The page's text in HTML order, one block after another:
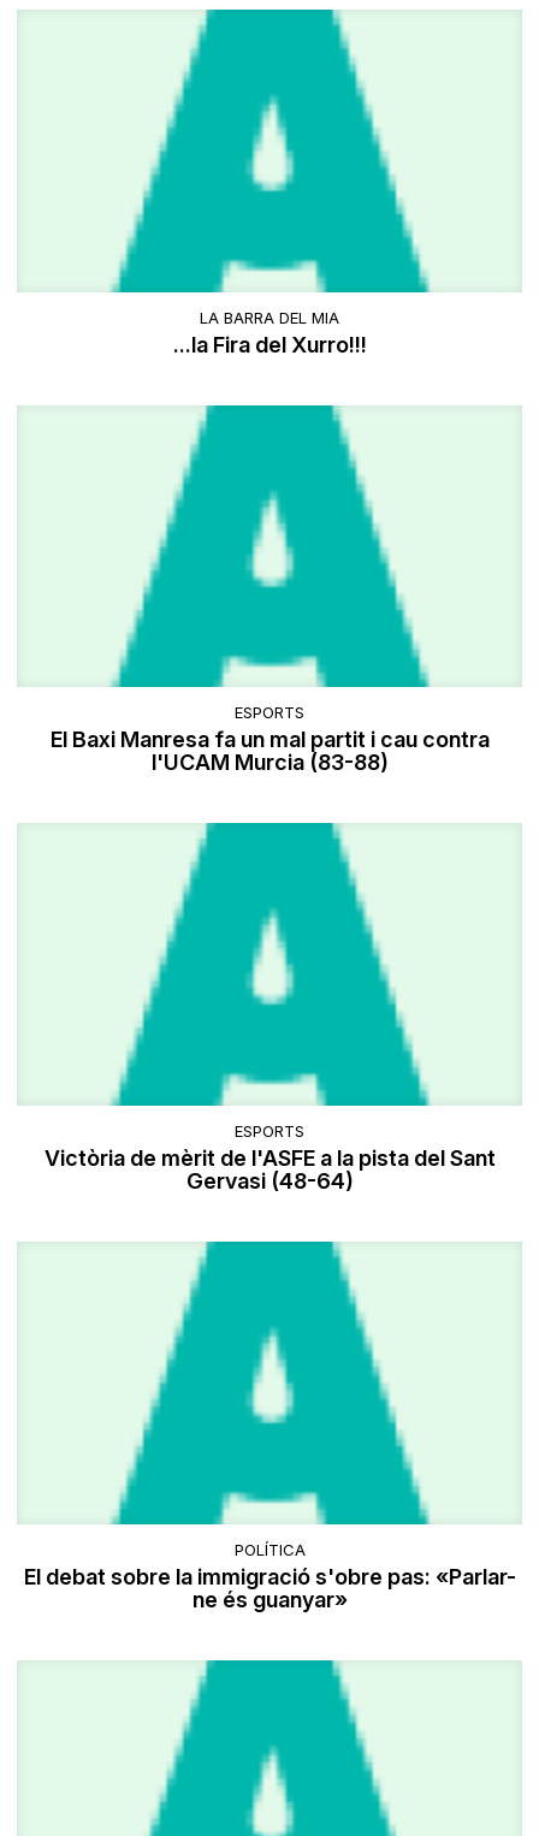
LA BARRA DEL MIA
...la Fira del Xurro!!!
ESPORTS
El Baxi Manresa fa un mal partit i cau contra
l'UCAM Murcia (83-88)
ESPORTS
Victòria de mèrit de l'ASFE a la pista del Sant
Gervasi (48-64)
POLÍTICA
El debat sobre la immigració s'obre pas: «Parlar-
ne és guanyar»